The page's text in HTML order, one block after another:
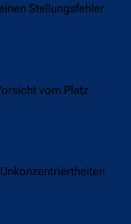
Stellungsfehler
vom Platz